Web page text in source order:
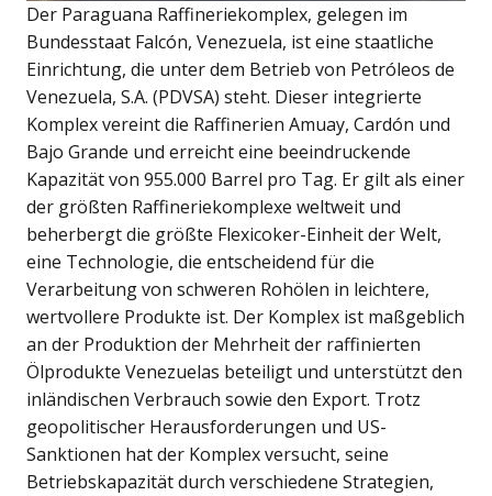
Der Paraguana Raffineriekomplex, gelegen im
Bundesstaat Falcón, Venezuela, ist eine staatliche
Einrichtung, die unter dem Betrieb von Petróleos de
Venezuela, S.A. (PDVSA) steht. Dieser integrierte
Komplex vereint die Raffinerien Amuay, Cardón und
Bajo Grande und erreicht eine beeindruckende
Kapazität von 955.000 Barrel pro Tag. Er gilt als einer
der größten Raffineriekomplexe weltweit und
beherbergt die größte Flexicoker-Einheit der Welt,
eine Technologie, die entscheidend für die
Verarbeitung von schweren Rohölen in leichtere,
wertvollere Produkte ist. Der Komplex ist maßgeblich
an der Produktion der Mehrheit der raffinierten
Ölprodukte Venezuelas beteiligt und unterstützt den
inländischen Verbrauch sowie den Export. Trotz
geopolitischer Herausforderungen und US-
Sanktionen hat der Komplex versucht, seine
Betriebskapazität durch verschiedene Strategien,